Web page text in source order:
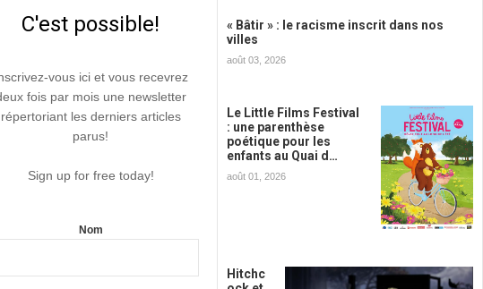
C'est possible!
vous ici et vous recevrez
fois par mois une newsletter
répertoriant les derniers articles
parus!
Sign up for free today!
Nom
« Bâtir » : le racisme inscrit dans nos
villes
août 03, 2026
Le Little Films Festival
: une parenthèse
poétique pour les
enfants au Quai d…
août 01, 2026
Hitchc